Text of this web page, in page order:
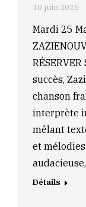
10 juin 2026
Mardi 25
succès,
chanson
interprète
mêlant
et
Détails